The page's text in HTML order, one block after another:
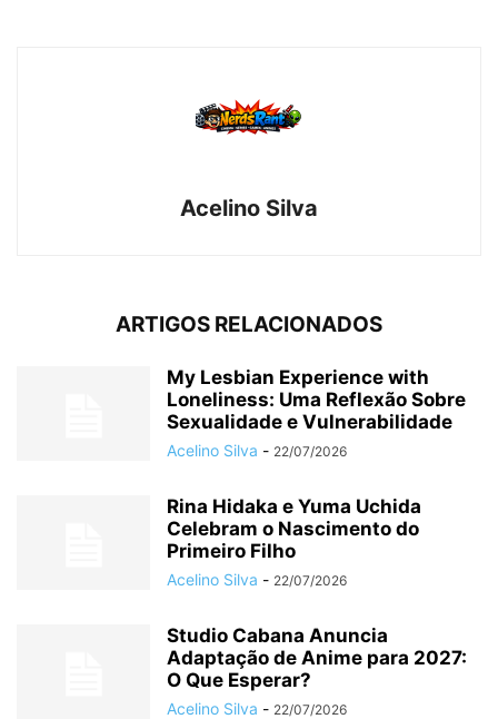
Acelino Silva
ARTIGOS RELACIONADOS
My Lesbian Experience with
Loneliness: Uma Reflexão Sobre
Sexualidade e Vulnerabilidade
Acelino Silva - 22/07/2026
Rina Hidaka e Yuma Uchida
Celebram o Nascimento do
Primeiro Filho
Acelino Silva - 22/07/2026
Studio Cabana Anuncia
Adaptação de Anime para 2027:
O Que Esperar?
Acelino Silva - 22/07/2026